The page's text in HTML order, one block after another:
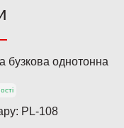
бузкова однотонна
PL-108